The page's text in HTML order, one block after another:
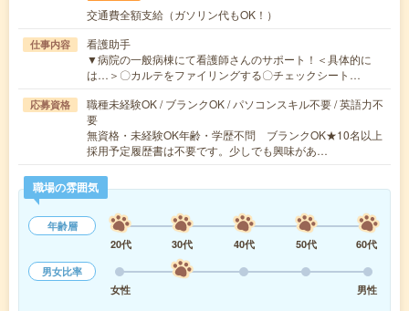
交通費全額支給（ガソリン代もOK！）
仕事内容
看護助手
▼病院の一般病棟にて看護師さんのサポート！＜具体的に
は…＞〇カルテをファイリングする〇チェックシート…
応募資格
職種未経験OK / ブランクOK / パソコンスキル不要 / 英語力不
要
無資格・未経験OK年齢・学歴不問 ブランクOK★10名以上
採用予定履歴書は不要です。少しでも興味があ…
職場の雰囲気
年齢層
20代
30代 40代 50代
60代
男女比率
女性
男性